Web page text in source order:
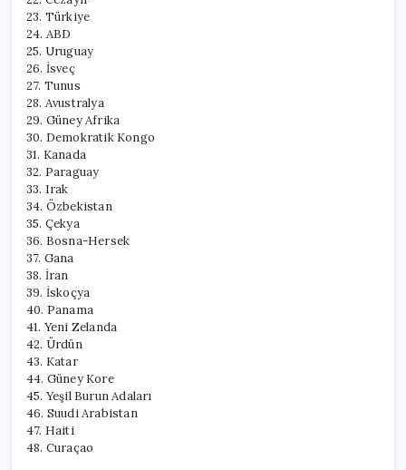
23. Türkiye
24. ABD
25. Uruguay
26. İsveç
27. Tunus
28. Avustralya
29. Güney Afrika
30. Demokratik Kongo
31. Kanada
32. Paraguay
33. Irak
34. Özbekistan
35. Çekya
36. Bosna-Hersek
37. Gana
38. İran
39. İskoçya
40. Panama
41. Yeni Zelanda
42. Ürdün
43. Katar
44. Güney Kore
45. Yeşil Burun Adaları
46. Suudi Arabistan
47. Haiti
48. Curaçao